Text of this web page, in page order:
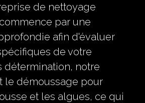
de nettoyage
par une
afin d'évaluer
de votre
détermination, notre
le démoussage pour
et les algues, ce qui